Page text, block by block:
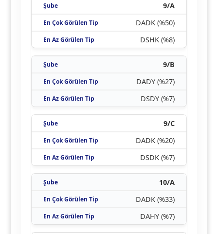
9/A
DADK (%50)
DSHK (%8)
9/B
DADY (%27)
DSDY (%7)
9/C
DADK (%20)
DSDK (%7)
10/A
DADK (%33)
DAHY (%7)